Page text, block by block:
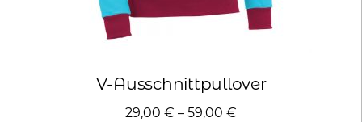
V-Ausschnittpullover
29,00 € – 59,00 €